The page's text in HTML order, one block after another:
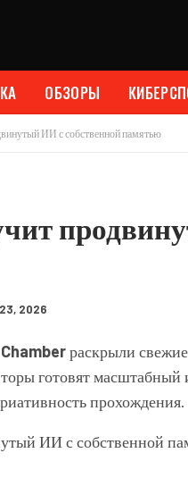
ОБЗОРЫ
ИИ с собственной памятью
2026
раскрыли
готовят
прохождения.